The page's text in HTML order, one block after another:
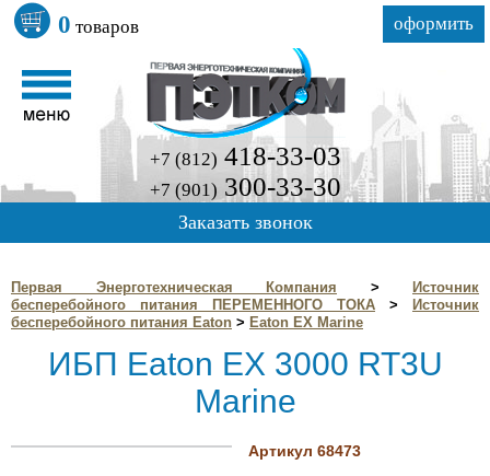
0 товаров оформить
+7 (812) 418-33-03
+7 (901) 300-33-30
Заказать звонок
Первая Энерготехническая Компания >
Источник
бесперебойного питания ПЕРЕМЕННОГО ТОКА >
Источник
бесперебойного питания Eaton > Eaton EX Marine
ИБП Eaton EX 3000 RT3U
Marine
Артикул 68473